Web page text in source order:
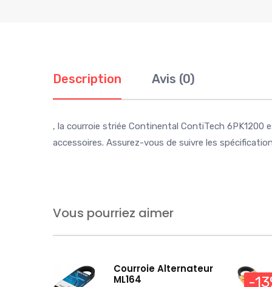
Description Avis (0)
, la courroie striée Continental ContiTech
accessoires. Assurez-vous de suivre les
Vous pourriez aimer
Courroie Alternateur
ML164
-